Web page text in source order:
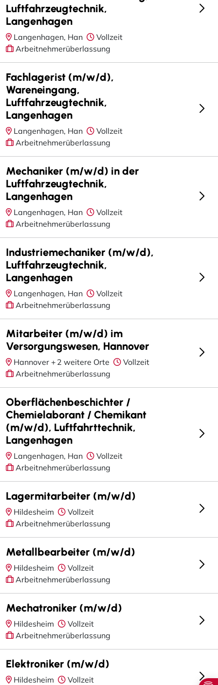
Luftfahrzeugtechnik,
Langenhagen
Langenhagen, Han
Vollzeit
Arbeitnehmerüberlassung
Fachlagerist (m/w/d),
Wareneingang,
Luftfahrzeugtechnik,
Langenhagen
Langenhagen, Han
Vollzeit
Arbeitnehmerüberlassung
Mechaniker (m/w/d) in der
Luftfahrzeugtechnik,
Langenhagen
Langenhagen, Han
Vollzeit
Arbeitnehmerüberlassung
Industriemechaniker (m/w/d),
Luftfahrzeugtechnik,
Langenhagen
Langenhagen, Han
Vollzeit
Arbeitnehmerüberlassung
Mitarbeiter (m/w/d) im
Versorgungswesen, Hannover
Hannover + 2 weitere Orte
Vollzeit
Arbeitnehmerüberlassung
Oberflächenbeschichter /
Chemielaborant / Chemikant
(m/w/d), Luftfahrttechnik,
Langenhagen
Langenhagen, Han
Vollzeit
Arbeitnehmerüberlassung
Lagermitarbeiter (m/w/d)
Hildesheim
Vollzeit
Arbeitnehmerüberlassung
Metallbearbeiter (m/w/d)
Hildesheim
Vollzeit
Arbeitnehmerüberlassung
Mechatroniker (m/w/d)
Hildesheim
Vollzeit
Arbeitnehmerüberlassung
Elektroniker (m/w/d)
Hildesheim
Vollzeit